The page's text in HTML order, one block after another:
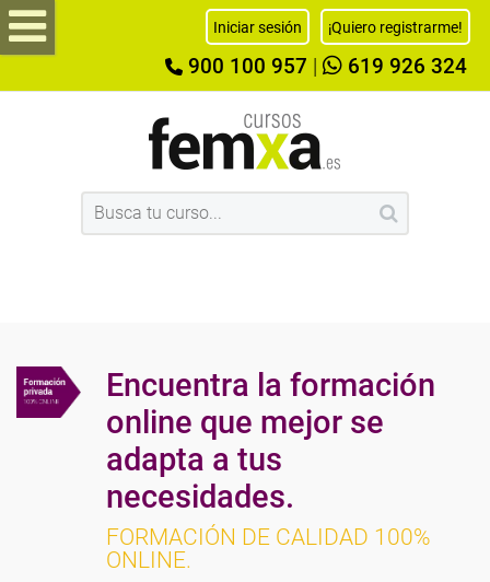
Iniciar sesión ¡Quiero registrarme!
900 100 957 619 926 324
Encuentra la formación
online que mejor se
adapta a tus
necesidades.
FORMACIÓN DE CALIDAD 100%
ONLINE.